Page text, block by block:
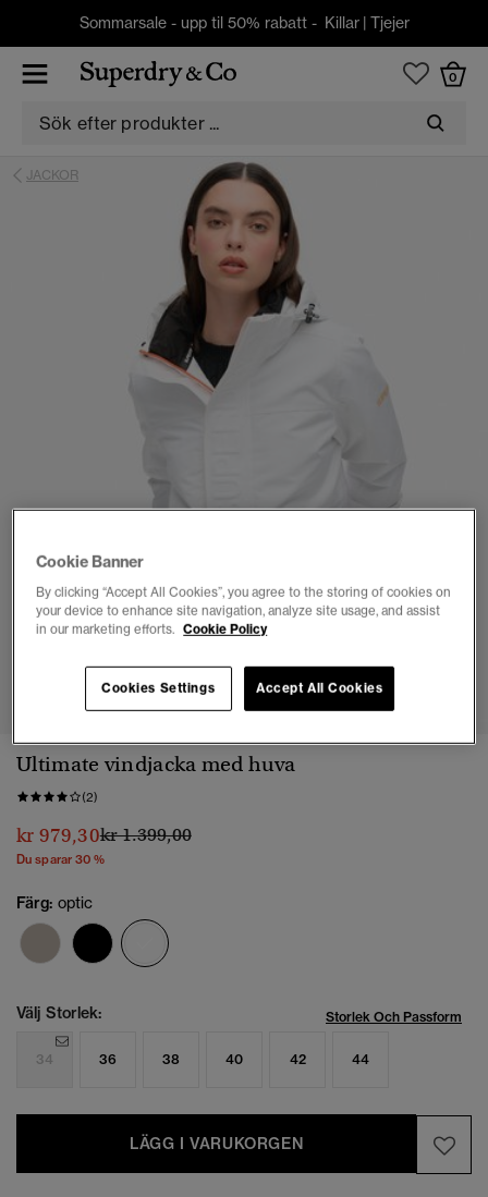
Sommarsale - upp til 50% rabatt - Killar| Tjejer
0
JACKOR
1 2 3 4 5 6
Ultimate vindjacka med huva
(2)
kr 979,30Pris reducerat från
kr 1.399,00till
Du sparar 30 %
Färg: optic
Välj Storlek: Storlek Och Passform
34 36 38 40 42 44
LÄGG I VARUKORGEN
Cookie Banner
By clicking “Accept All Cookies”, you agree to the storing of cookies on
your device to enhance site navigation, analyze site usage, and assist
in our marketing efforts. Cookie Policy
Accept All Cookies
Cookies Settings